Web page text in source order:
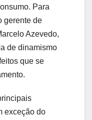
Para
gerente de
Azevedo,
de dinamismo
que se
exceção do